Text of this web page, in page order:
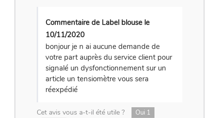
Commentaire de Label blouse le
10/11/2020
bonjour je n ai aucune demande de
votre part auprès du service client pour
signalé un dysfonctionnement sur un
article un tensiomètre vous sera
réexpédié
Cet avis vous a-t-il été utile ? Oui 1